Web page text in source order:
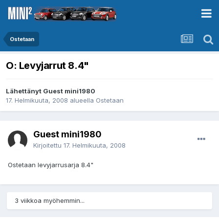
Ostetaan
O: Levyjarrut 8.4"
Lähettänyt Guest mini1980
17. Helmikuuta, 2008 alueella Ostetaan
Guest mini1980
Kirjoitettu 17. Helmikuuta, 2008
Ostetaan levyjarrusarja 8.4"
3 viikkoa myöhemmin...